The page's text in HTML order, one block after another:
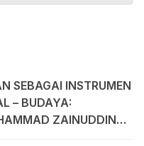
SEBAGAI INSTRUMEN
– BUDAYA:
ZAINUDDIN